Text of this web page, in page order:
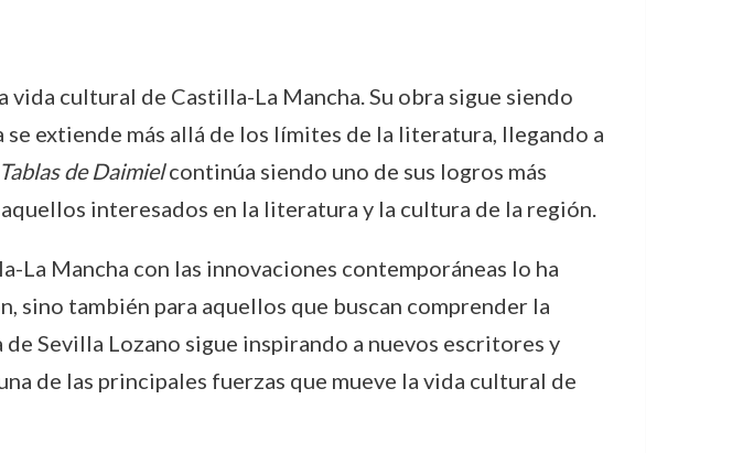
vida cultural de Castilla-La Mancha. Su obra sigue siendo
extiende más allá de los límites de la literatura, llegando a
de Daimielcontinúa siendo uno de sus logros más
interesados en la literatura y la cultura de la región.
Mancha con las innovaciones contemporáneas lo ha
sino también para aquellos que buscan comprender la
Sevilla Lozano sigue inspirando a nuevos escritores y
de las principales fuerzas que mueve la vida cultural de